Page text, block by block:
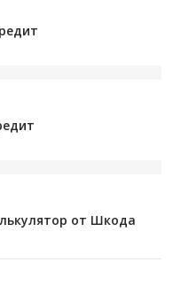
от Шкода